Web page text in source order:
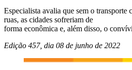
Especialista avalia que sem o transporte
ruas, as cidades sofreriam de
forma econômica e, além disso, o
Edição 457, dia 08 de junho de 2022